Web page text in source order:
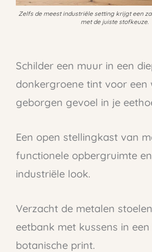
Zelfs de meest industriële setting krijgt een
met de juiste stofkeuze.
Schilder een muur in een
donkergroene tint voor een
geborgen gevoel in je
Een open stellingkast van
functionele opbergruimte
industriële look.
Verzacht de metalen
eetbank met kussens in een
botanische print.